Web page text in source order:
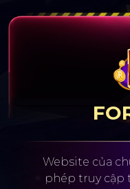
Website của
phép truy cập